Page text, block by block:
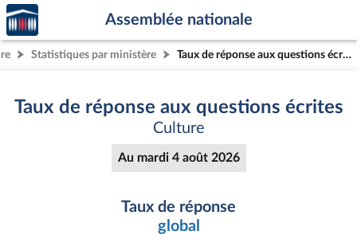
Aller au contenu
Aller en bas de la page
Accèder
à la
page
d'accueil
Assemblée nationale
Statistiques par ministère Taux de réponse aux questions écrites
Taux de réponse aux questions écrites
Culture
Au mardi 4 août 2026
Taux de réponse
global